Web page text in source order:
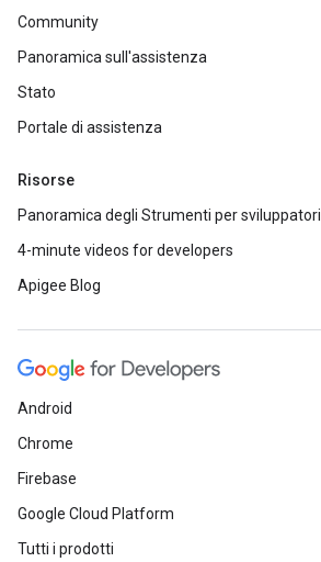
Community
Panoramica sull'assistenza
Stato
Portale di assistenza
Risorse
Panoramica degli Strumenti per sviluppatori
4-minute videos for developers
Apigee Blog
Android
Chrome
Firebase
Google Cloud Platform
Tutti i prodotti